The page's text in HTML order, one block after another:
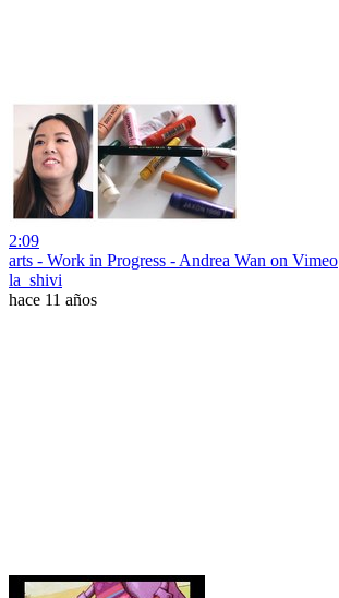
2:09
arts - Work in Progress - Andrea Wan on Vimeo
la_shivi
hace 11 años